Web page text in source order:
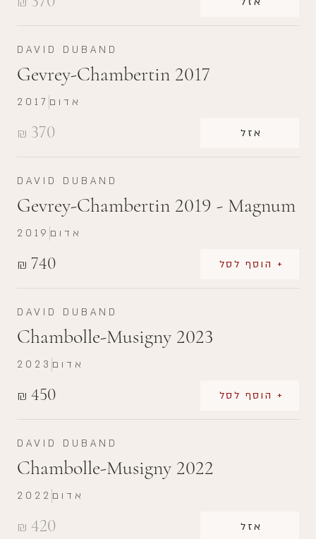
DAVID DUBAND
Gevrey-Chambertin 2017
₪ 370 אזל
2017 אדום
DAVID DUBAND
Gevrey-Chambertin 2019 - Magnum
₪ 740 + הוסף לסל
2019 אדום
DAVID DUBAND
Chambolle-Musigny 2023
₪ 450 + הוסף לסל
2023 אדום
DAVID DUBAND
Chambolle-Musigny 2022
₪ 420 אזל
2022 אדום